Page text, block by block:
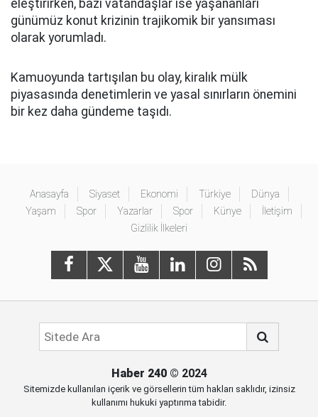
eleştirirken, bazı vatandaşlar ise yaşananları
günümüz konut krizinin trajikomik bir yansıması
olarak yorumladı.
Kamuoyunda tartışılan bu olay, kiralık mülk
piyasasında denetimlerin ve yasal sınırların önemini
bir kez daha gündeme taşıdı.
Anasayfa Siyaset Ekonomi Türkiye
Dünya
Yaşam
Spor Yazarlar Spor Künye
İletişim
Gizlilik İlkeleri
Haber 240© 2024
Sitemizde kullanılan içerik ve görsellerin tüm hakları saklıdır, izinsiz
kullanımı hukuki yaptırıma tabidir.